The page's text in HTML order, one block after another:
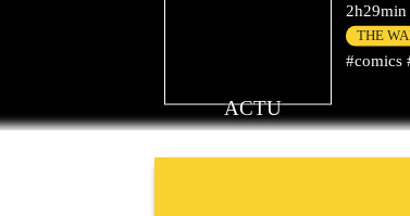
2h29min
THE
#comics
ACTU